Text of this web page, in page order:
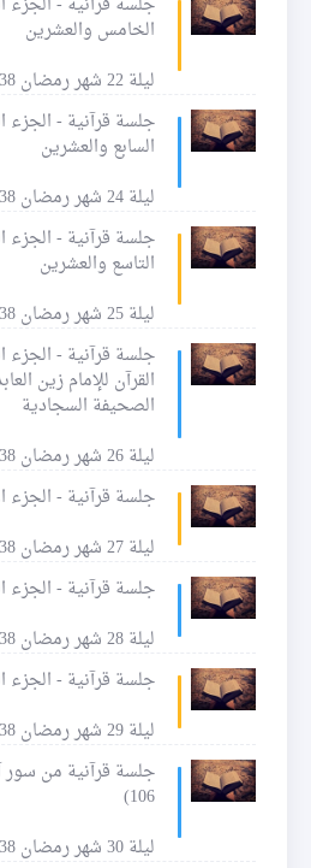
الخامس والعشرين
ليلة 22 شهر رمضان 1438 للهجرة
جلسة قرآنية -
السابع والعشرين
ليلة 24 شهر رمضان 1438 للهجرة
جلسة قرآنية - الجزء
التاسع والعشرين
ليلة 25 شهر رمضان 1438 للهجرة
جلسة قرآنية - الجزء
القرآن للإمام زين
الصحيفة السجادية
ليلة 26 شهر رمضان 1438 للهجرة
جلسة قرآنية - الجزء
ليلة 27 شهر رمضان 1438 للهجرة
جلسة قرآنية - الجزء
ليلة 28 شهر رمضان 1438 للهجرة
جلسة قرآنية - الجزء
ليلة 29 شهر رمضان 1438 للهجرة
106)
ليلة 30 شهر رمضان 1438 للهجرة